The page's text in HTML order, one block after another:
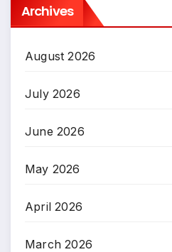
Archives
August 2026
July 2026
June 2026
May 2026
April 2026
March 2026